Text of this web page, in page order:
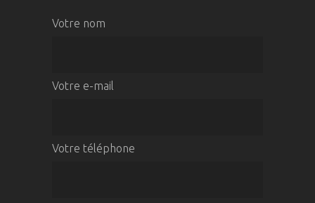
Votre nom
Votre e-mail
Votre téléphone